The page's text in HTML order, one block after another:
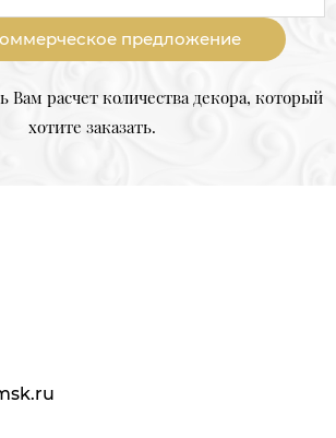
предложение
расчет количества декора, который
хотите заказать.